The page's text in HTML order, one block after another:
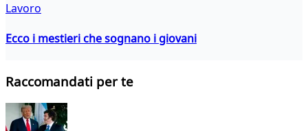
Lavoro
Ecco i mestieri che sognano i giovani
Raccomandati per te